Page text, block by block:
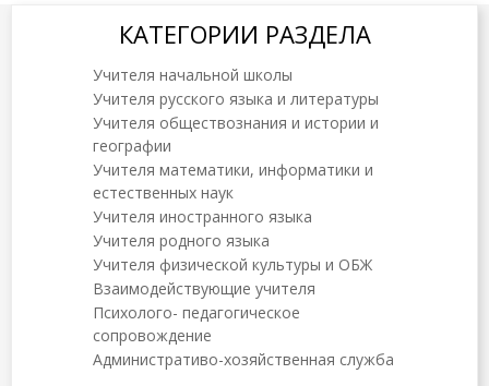
КАТЕГОРИИ РАЗДЕЛА
Учителя начальной школы
Учителя русского языка и литературы
Учителя обществознания и истории и
географии
Учителя математики, информатики и
естественных наук
Учителя иностранного языка
Учителя родного языка
Учителя физической культуры и ОБЖ
Взаимодействующие учителя
Психолого- педагогическое
сопровождение
Административо-хозяйственная служба